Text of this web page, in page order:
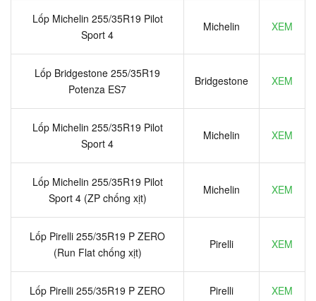
Lốp Michelin 255/35R19 Pilot
Sport 4
Michelin XEM
Lốp Bridgestone 255/35R19
Potenza ES7
Bridgestone XEM
Lốp Michelin 255/35R19 Pilot
Sport 4
Michelin XEM
Lốp Michelin 255/35R19 Pilot
Sport 4 (ZP chống xịt)
Michelin XEM
Lốp Pirelli 255/35R19 P ZERO
(Run Flat chống xịt)
Pirelli XEM
Lốp Pirelli 255/35R19 P ZERO Pirelli XEM